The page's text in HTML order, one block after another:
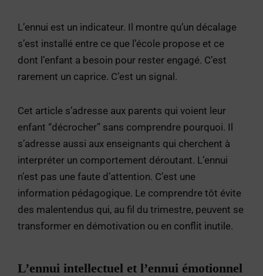
L’ennui est un indicateur. Il montre qu’un décalage
s’est installé entre ce que l’école propose et ce
dont l’enfant a besoin pour rester engagé. C’est
rarement un caprice. C’est un signal.
Cet article s’adresse aux parents qui voient leur
enfant “décrocher” sans comprendre pourquoi. Il
s’adresse aussi aux enseignants qui cherchent à
interpréter un comportement déroutant. L’ennui
n’est pas une faute d’attention. C’est une
information pédagogique. Le comprendre tôt évite
des malentendus qui, au fil du trimestre, peuvent se
transformer en démotivation ou en conflit inutile.
L’ennui intellectuel et l’ennui émotionnel